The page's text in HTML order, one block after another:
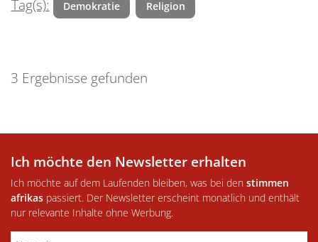
Tag(s):
Demokratie Religion
3 Ergebnisse gefunden
Ich möchte den Newsletter erhalten
Ich möchte auf dem Laufenden bleiben, was bei den stimmen
afrikas passiert. Der Newsletter erscheint monatlich und enthält
nur relevante Inhalte ohne Werbung.